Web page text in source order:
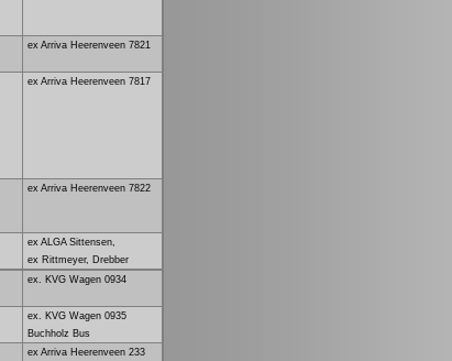
ex Arriva Heerenveen 7821
ex Arriva Heerenveen 7817
ex Arriva Heerenveen 7822
ex ALGA Sittensen,
ex Rittmeyer, Drebber
ex. KVG Wagen 0934
ex. KVG Wagen 0935
Buchholz Bus
ex Arriva Heerenveen 233